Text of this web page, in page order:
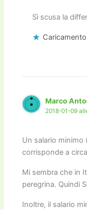
Sì scusa la
Marco
2018-01-09
Un salario minimo
corrisponde a
Mi sembra che in
peregrina. Quindi
Inoltre, il salario